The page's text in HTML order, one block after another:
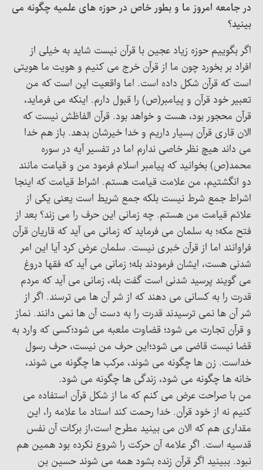
در جامعه امروز ما و بطور خاص در حوزه های علمیه چگونه می
بینید؟
اگر بگوییم حوزه زیاد عجین با قرآن نیست شاید به خیلی از
افراد بر بخورد چون ما از قرآن خرج می کنیم و هویت ما هویتی
است که قرآن شکل داده است. اما واقعیت این است که من
تعبیر خود قرآن و پیامبر(ص) را قبول دارم. اینکه می فرماید،
قرآن محجور بود، هست و خواهد بود. قرآن الفاظش نیست که
الان قاری قرآن بسیار داریم و خدا خیرشان بدهد. باز هم خدا
می داند هیچ نظر خاصی ندارم اما در تفسیر آیه در سوره
محمد(ص) بخوانید که پیامبر اسلام فرمود من و قیامت مانند
دو انگشتیم، من علامت قیامت هستم. اشراط قیامت که اینجا
اشراط جمع شرط نیست بلکه جمع شریط است یعنی یکی از
علائم قیامت من هستم. چه زمانی این حرف را می زند؟ بعد از
فتح مکه؛ به سلمان می فرماید که زمانی می آید که قاریان قرآن
فراوانند اما از قرآن خبری نیست. سلمان عرض کرد آیا این امر
شدنی هست، ایشان فرمودند بله؛ زمانی می آید که فقها دروغ
می گویند پرسید شدنی است گفت بله، زمانی می آید که مردم
قدرت را به کسانی می دهند که از شر آن ها می ترسند. اگر از
شر آن ها نمی ترسیدند قدرت را به دست آن ها نمی دانند. نماز
و قرآن تجارت می شود؛ قضاوت ملعبه می شود؛کسی که وارد به
قضا نیست قاضی می شود؛این حرف من نیست، حرف رسول
خداست. زن ها چگونه می شوند، مرکب ها چگونه می شوند،
خانه ها چگونه می شود، زندگی ها چگونه می شود.
من با صراحت عرض می کنم که ما از شکل قرآن استفاده می
کنیم نه از خود قرآن. خدا رحمت کند استاد ما علامه را، این
مقداری هم که الان می بینید مطرح است،از برکات آن نفس
قدسیه است. اگر علامه آن حرکت را شروع نکرده بود همین هم
نبود. ببینید اگر قرآن زنده بشود همه می شوند حسین بن